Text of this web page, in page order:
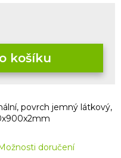
doručení
košíku
povrch jemný látkový,